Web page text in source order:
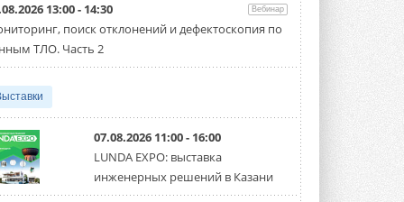
Mitsubishi расширяет
направление систем
охлаждения для ЦОД
США запретили использование
иностранных инверторов
28 июля 2026 года Федеральная
комиссия по связи США (FCC) обновила
свой специальный перечень Covered ...
31 ИЮЛЯ 2026
13:00 - 14:30 Вебинар
поиск отклонений и дефектоскопия по
ТЛО. Часть 2
07.08.2026 11:00 - 16:00
LUNDA EXPO: выставка
инженерных решений в Казани